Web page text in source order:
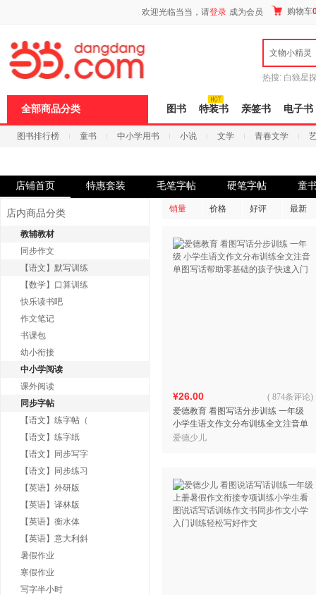
欢迎光临当当，请登录 成为会员 购物车
文物小精灵
热搜: 白狼星
全部商品分类 图书 特装书 亲签书 电子书
图书排行榜 童书 中小学用书 小说 文学 青春文学
店铺首页 特惠套装 毛笔字帖 硬笔字帖 童
店内商品分类
教辅教材
同步作文
【语文】默写训练
【数学】口算训练
快乐读书吧
作文笔记
书课包
幼小衔接
中小学阅读
课外阅读
同步字帖
【语文】练字帖（
【语文】练字纸
【语文】同步写字
【语文】同步练习
【英语】外研版
【英语】译林版
【英语】衡水体
【英语】意大利斜
暑假作业
寒假作业
写字半小时
销量 价格 好评 最新
¥26.00
爱德教育 看图写话分步训练 一年级
小学生语文作文分布训练全文注音单
图写话帮助零基础的孩子快速入门
( 874条评论)
爱德少儿
页
浪
键
打